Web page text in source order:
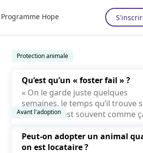
Programme Hope
Protection animale
Qu’est qu’un « foster fail » ?
« On le garde juste quelques
semaines, le temps qu’il trouve
famille. » C’est souvent comme
Avant l'adoption
Peut-on adopter un animal
on est locataire ?